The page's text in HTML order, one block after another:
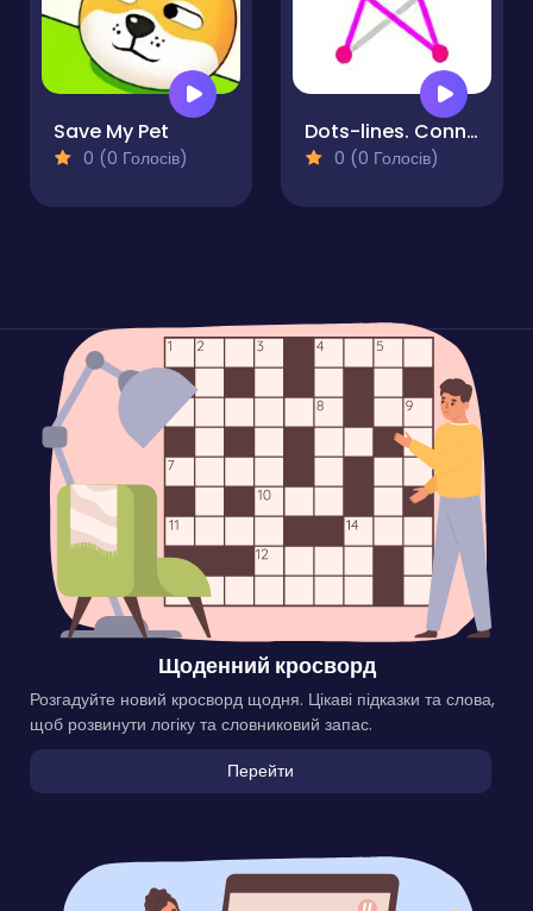
Save My Pet
0 (0 Голосів)
Dots-lines. Connect.
0 (0 Голосів)
Щоденний кросворд
Розгадуйте новий кросворд щодня. Цікаві підказки та слова,
щоб розвинути логіку та словниковий запас.
Перейти